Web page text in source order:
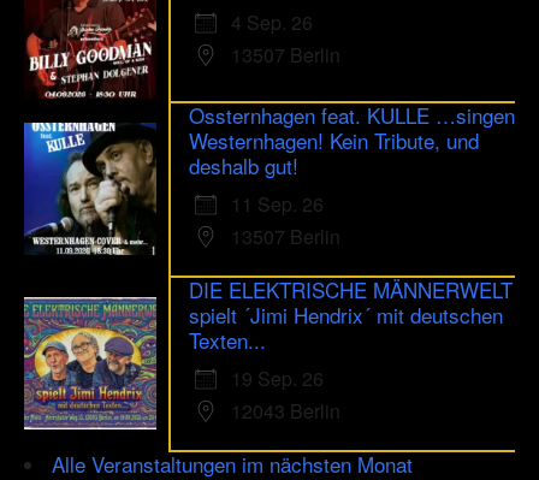
4 Sep. 26
13507 Berlin
Ossternhagen feat. KULLE …singen
Westernhagen! Kein Tribute, und
deshalb gut!
11 Sep. 26
13507 Berlin
DIE ELEKTRISCHE MÄNNERWELT
spielt ´Jimi Hendrix´ mit deutschen
Texten...
19 Sep. 26
12043 Berlin
Alle Veranstaltungen im nächsten Monat